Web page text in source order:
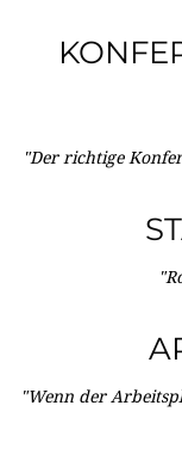
"Der richtige
"Wenn der